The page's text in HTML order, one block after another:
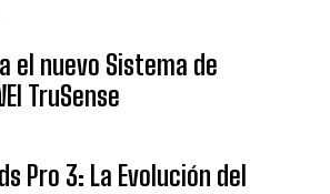
el nuevo Sistema de
TruSense
Pro 3: La Evolución del